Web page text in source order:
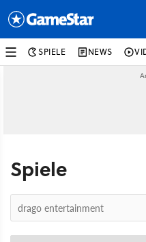
SPIELE NEWS
Spiele